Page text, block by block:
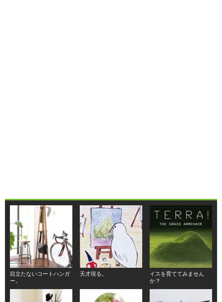
目立たないコートハンガ
ー。
天才現る。
イスを育ててみません
か？